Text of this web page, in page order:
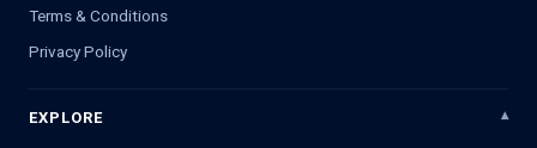
Terms & Conditions
Privacy Policy
EXPLORE